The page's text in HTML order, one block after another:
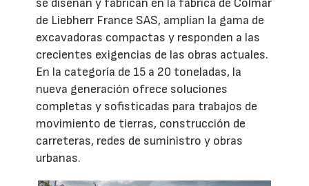
se diseñan y fabrican en la fábrica de Colmar
de Liebherr France SAS, amplían la gama de
excavadoras compactas y responden a las
crecientes exigencias de las obras actuales.
En la categoría de 15 a 20 toneladas, la
nueva generación ofrece soluciones
completas y sofisticadas para trabajos de
movimiento de tierras, construcción de
carreteras, redes de suministro y obras
urbanas.